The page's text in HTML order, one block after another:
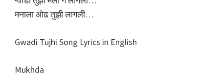
मनाला ओढ तुझी लागली…
Gwadi Tujhi Song Lyrics in English
Mukhda